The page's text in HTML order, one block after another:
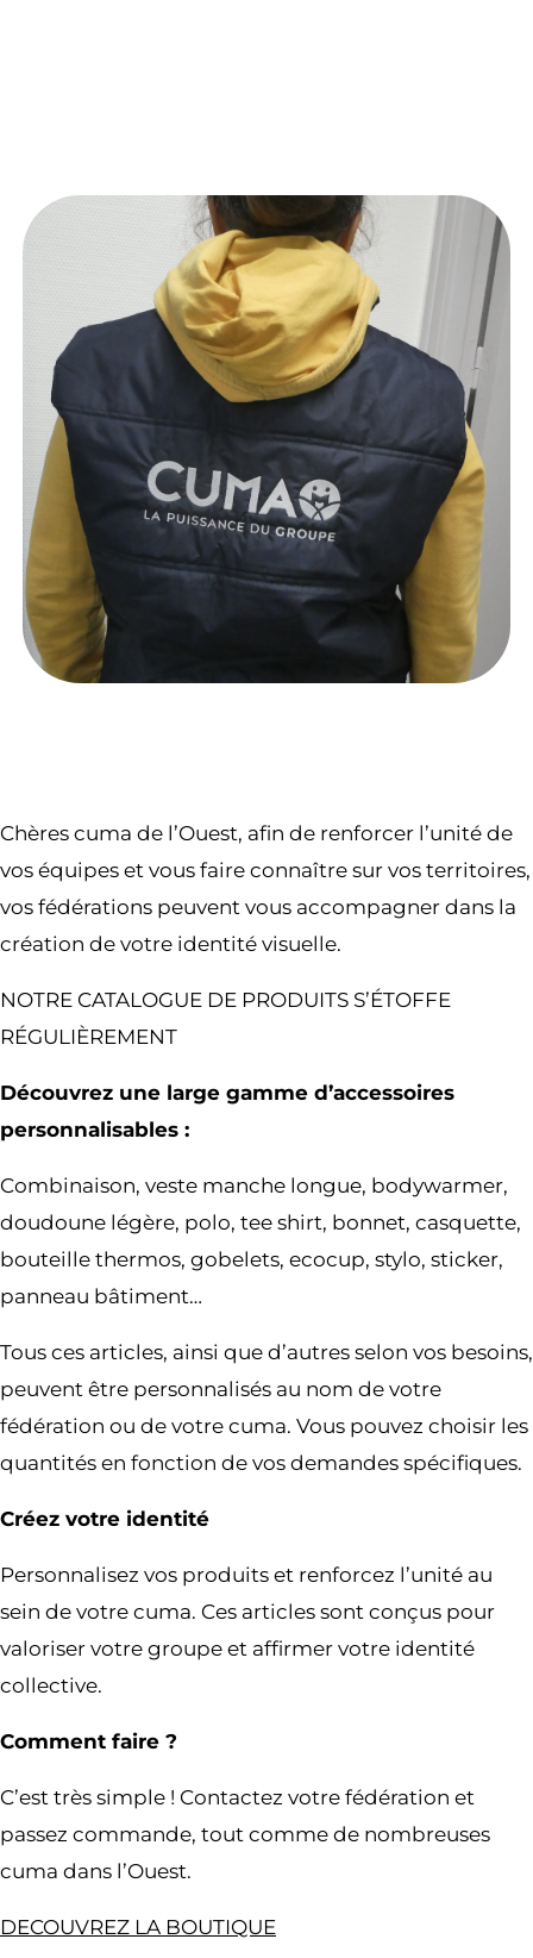
Chères cuma de l’Ouest, afin de renforcer l’unité de
vos équipes et vous faire connaître sur vos territoires,
vos fédérations peuvent vous accompagner dans la
création de votre identité visuelle.
NOTRE CATALOGUE DE PRODUITS S’ÉTOFFE
RÉGULIÈREMENT
Découvrez une large gamme d’accessoires
personnalisables :
Combinaison, veste manche longue, bodywarmer,
doudoune légère, polo, tee shirt, bonnet, casquette,
bouteille thermos, gobelets, ecocup, stylo, sticker,
panneau bâtiment…
Tous ces articles, ainsi que d’autres selon vos besoins,
peuvent être personnalisés au nom de votre
fédération ou de votre cuma. Vous pouvez choisir les
quantités en fonction de vos demandes spécifiques.
Créez votre identité
Personnalisez vos produits et renforcez l’unité au
sein de votre cuma. Ces articles sont conçus pour
valoriser votre groupe et affirmer votre identité
collective.
Comment faire ?
C’est très simple ! Contactez votre fédération et
passez commande, tout comme de nombreuses
cuma dans l’Ouest.
DECOUVREZ LA BOUTIQUE